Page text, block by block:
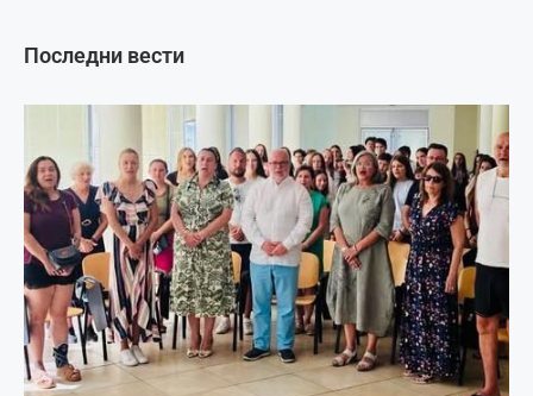
Последни вести